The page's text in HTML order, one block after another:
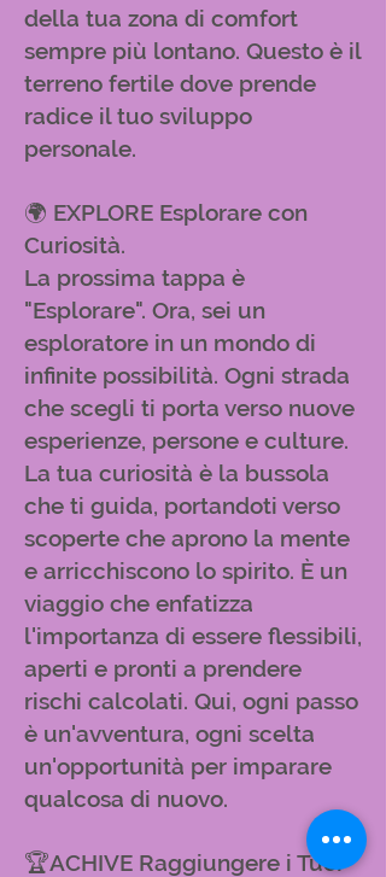
della tua zona di comfort
sempre più lontano. Questo è il
terreno fertile dove prende
radice il tuo sviluppo
personale.
🌍 EXPLORE Esplorare con
Curiosità.
La prossima tappa è
"Esplorare". Ora, sei un
esploratore in un mondo di
infinite possibilità. Ogni strada
che scegli ti porta verso nuove
esperienze, persone e culture.
La tua curiosità è la bussola
che ti guida, portandoti verso
scoperte che aprono la mente
e arricchiscono lo spirito. È un
viaggio che enfatizza
l'importanza di essere flessibili,
aperti e pronti a prendere
rischi calcolati. Qui, ogni passo
è un'avventura, ogni scelta
un'opportunità per imparare
qualcosa di nuovo.
🏆ACHIVE Raggiungere i Tuoi